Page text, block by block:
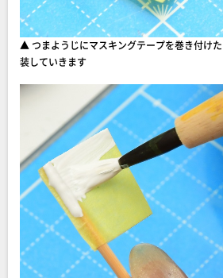
▲ つまようじにマスキングテープを巻き付け
装していきます